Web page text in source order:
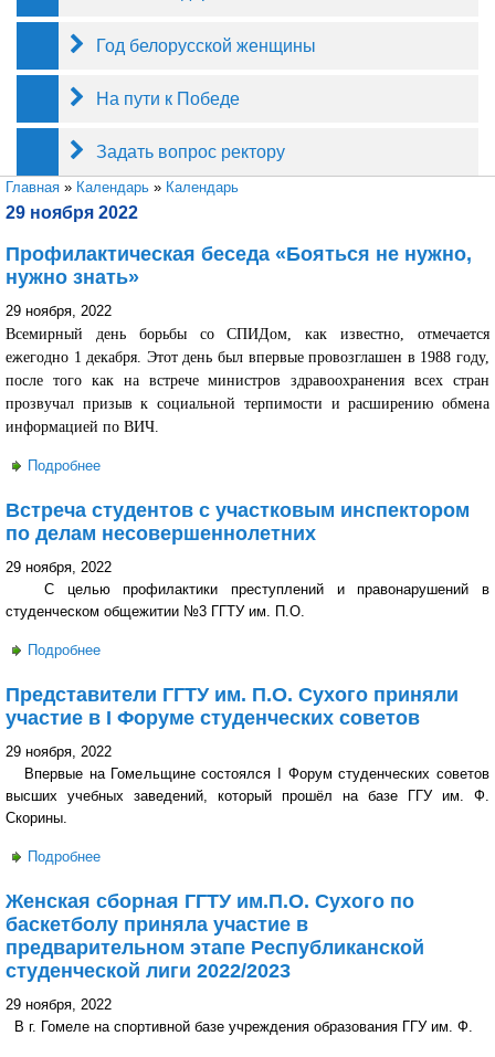
Год белорусской женщины
На пути к Победе
Задать вопрос ректору
Вы здесь
Главная » Календарь » Календарь
29 ноября 2022
Профилактическая беседа «Бояться не нужно,
нужно знать»
29 ноября, 2022
Всемирный день борьбы со СПИДом, как известно, отмечается
ежегодно 1 декабря. Этот день был впервые провозглашен в 1988 году,
после того как на встрече министров здравоохранения всех стран
прозвучал призыв к социальной терпимости и расширению обмена
информацией по ВИЧ.
Подробнее
Встреча студентов с участковым инспектором
по делам несовершеннолетних
29 ноября, 2022
С целью профилактики преступлений и правонарушений в
студенческом общежитии №3 ГГТУ им. П.О.
Подробнее
Представители ГГТУ им. П.О. Сухого приняли
участие в I Форуме студенческих советов
29 ноября, 2022
Впервые на Гомельщине состоялся I Форум студенческих советов
высших учебных заведений, который прошёл на базе ГГУ им. Ф.
Скорины.
Подробнее
Женская сборная ГГТУ им.П.О. Сухого по
баскетболу приняла участие в
предварительном этапе Республиканской
студенческой лиги 2022/2023
29 ноября, 2022
В г. Гомеле на спортивной базе учреждения образования ГГУ им. Ф.